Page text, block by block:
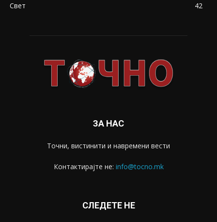
Свет
42
ЗА НАС
Точни, вистинити и навремени вести
Контактирајте не: info@tocno.mk
СЛЕДЕТЕ НЕ